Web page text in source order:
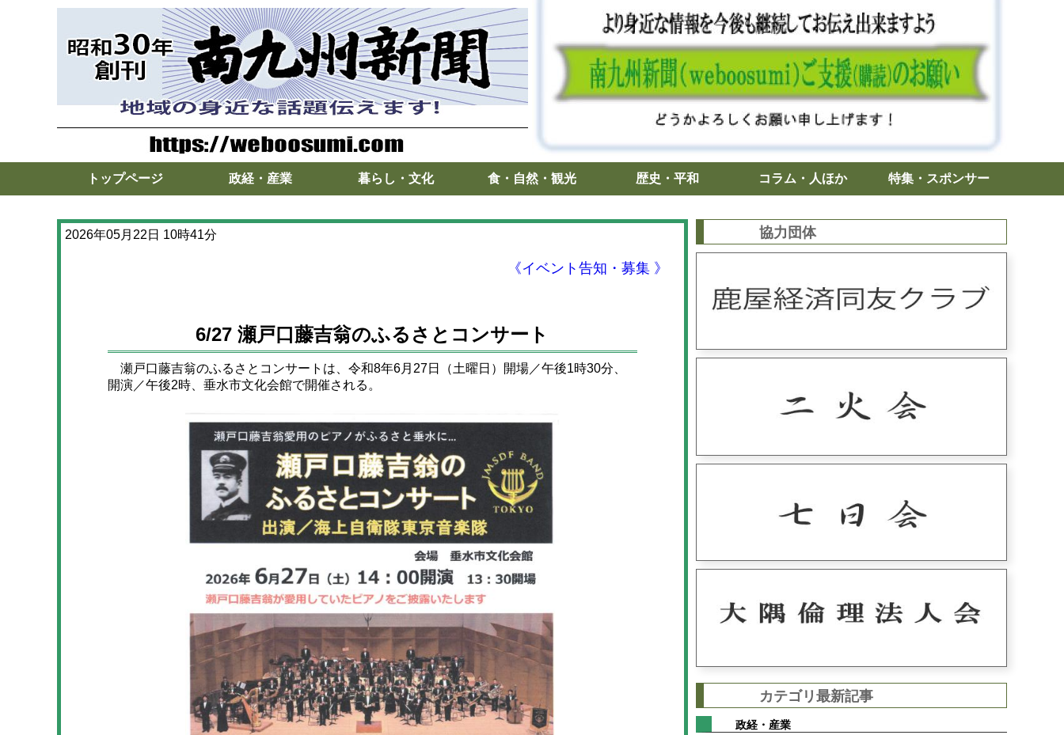
トップページ 政経・産業 暮らし・文化 食・自然・観光 歴史・平和 コラム・人ほか 特集・スポンサー
2026年05月22日 10時41分
《イベント告知・募集 》
6/27 瀬戸口藤吉翁のふるさとコンサート
瀬戸口藤吉翁のふるさとコンサートは、令和8年6月27日（土曜日）開場／午後1時30分、
開演／午後2時、垂水市文化会館で開催される。
協力団体
カテゴリ最新記事
政経・産業